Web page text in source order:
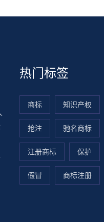
热门标签
商标 知识产权
抢注 驰名商标
注册商标 保护
假冒 商标注册